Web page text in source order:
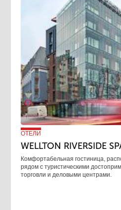
ОТЕЛИ
WELLTON RIVERSIDE
Комфортабельная гостиница,
рядом с туристическими
торговли и деловыми центрами.